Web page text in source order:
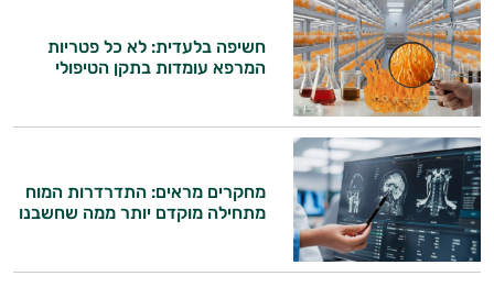
חשיפה בלעדית: לא כל פטריות
המרפא עומדות בתקן הטיפולי
מחקרים מראים: התדרדרות המוח
מתחילה מוקדם יותר ממה שחשבנו